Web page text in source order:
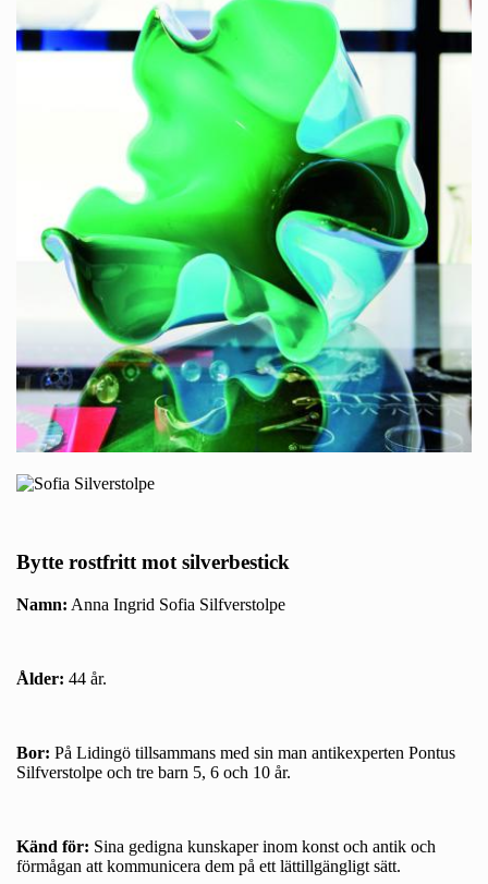
Bytte rostfritt mot silverbestick
Namn: Anna Ingrid Sofia Silfverstolpe
Ålder: 44 år.
Bor: På Lidingö tillsammans med sin man antikexperten Pontus
Silfverstolpe och tre barn 5, 6 och 10 år.
Känd för: Sina gedigna kunskaper inom konst och antik och
förmågan att kommunicera dem på ett lättillgängligt sätt.